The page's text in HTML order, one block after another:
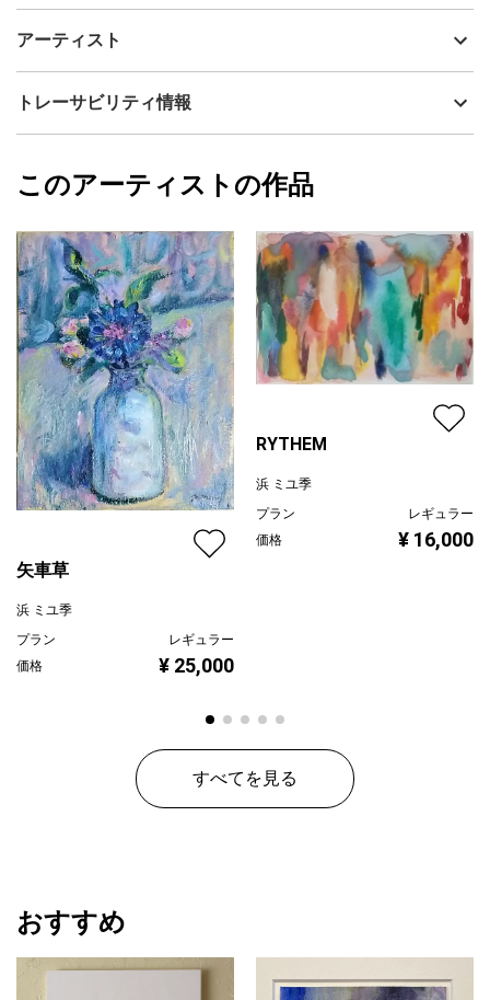
制作年
油彩
カラー
青
ジャンル
動物・生き物
配送目安
二週間以内
野良猫だったせいか野性味があり人にはなつきませんが じっと見
アーティスト
浜 ミユ季
フォローする
トレーサビリティ情報
浜 ミユ季
このアーティストの作品
矢車草
浜 ミユ季
プラン
レギュラー
価格
¥ 25,000
RYTHEM
浜 ミユ季
プラン
レギュラー
価格
¥ 16,000
すべてを見る
おすすめ